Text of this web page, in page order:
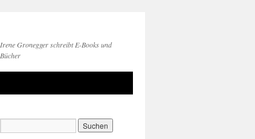
Irene Gronegger schreibt E-Books und
Bücher